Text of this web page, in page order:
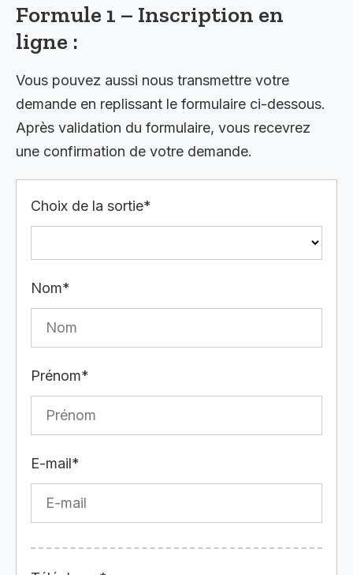
Formule 1 – Inscription en
ligne :
Vous pouvez aussi nous transmettre votre
demande en replissant le formulaire ci-dessous.
Après validation du formulaire, vous recevrez
une confirmation de votre demande.
Choix de la sortie*
Nom*
Prénom*
E-mail*